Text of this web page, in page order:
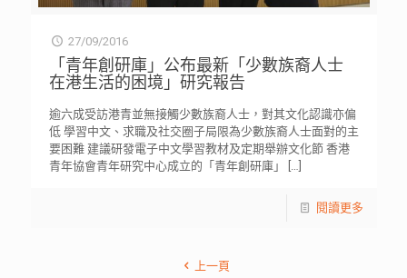
27/09/2016
「青年創研庫」公布最新「少數族裔人士
在港生活的困境」研究報告
逾六成受訪港青並無接觸少數族裔人士，對其文化認識亦偏
低 學習中文、求職及社交圈子局限為少數族裔人士面對的主
要困難 建議研發電子中文學習教材及定期舉辦文化節 香港
青年協會青年研究中心成立的「青年創研庫」
[…]
閱讀更多
上一頁